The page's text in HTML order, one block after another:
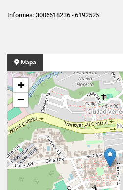
Informes: 3006618236 - 6192525
Mapa
+
−